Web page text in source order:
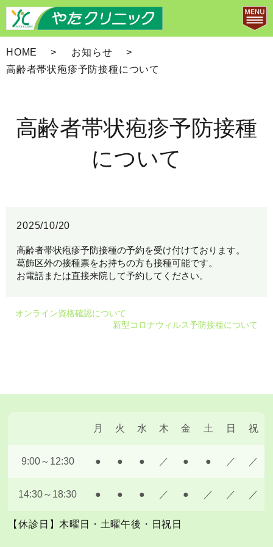
HOME
お知らせ
高齢者帯状疱疹予防接種について
高齢者帯状疱疹予防接種
について
2025/10/20
高齢者帯状疱疹予防接種の予約を受け付けております。
葛飾区外の接種票をお持ちの方も接種可能です。
お電話または直接来院して予約してください。
オンライン資格確認について
新型コロナウィルス予防接種について
月 火 水 木 金 土 日 祝
9:00～12:30 ● ● ● ／ ● ● ／ ／
14:30～18:30 ● ● ● ／ ● ／ ／ ／
【休診日】木曜日・土曜午後・日祝日